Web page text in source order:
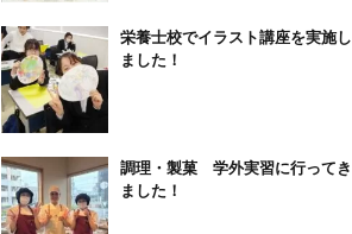
栄養士校でイラスト講座を実施し
ました！
調理・製菓 学外実習に行ってき
ました！